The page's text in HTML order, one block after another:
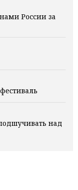
России за
над